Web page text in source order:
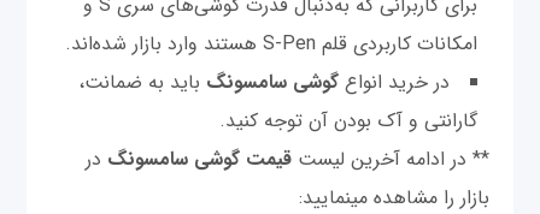
امکانات کاربردی قلم S-Pen هستند وارد بازار شده‌اند.
در خرید انواع گوشی سامسونگ باید به ضمانت،
گارانتی و آک بودن آن توجه کنید.
** در ادامه آخرین لیست قیمت گوشی‌ سامسونگ در
بازار را مشاهده مینمایید: